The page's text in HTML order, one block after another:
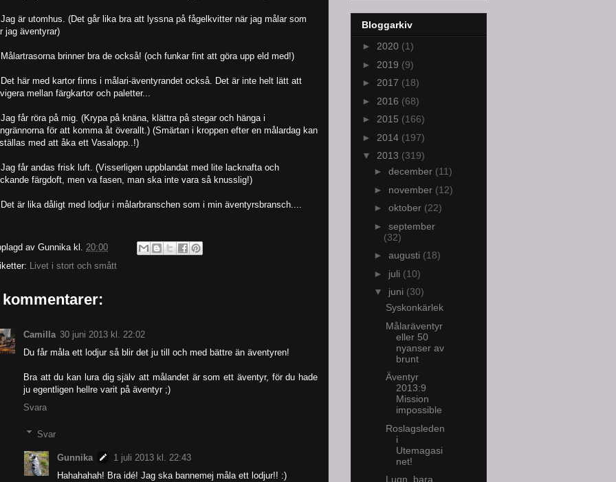
är utomhus. (Det går lika bra att lyssna på fågelkvitter när jag målar som
jag äventyrar)
brinner bra de också! (och funkar fint att göra upp eld med!)
här med kartor finns i målari-äventyrandet också. Det är inte helt lätt att
mellan färgkartor och paletter...
får röra på mig. (Krypa på knäna, klättra på stegar och hänga i
för att komma åt överallt.) (Smärtan i kroppen efter en målardag kan
med att åka ett Vasalopp..!)
får andas frisk luft. (Visserligen uppblandat med lite lacknafta och
färgdoft, men va fasen, man ska inte vara så knusslig!)
är lika dåligt med lodjur i målarbranschen som i min äventyrsbransch....
av Gunnika kl. 20:00
Livet i stort och smått
kommentarer:
Camilla 30 juni 2013 kl. 22:02
Du får måla ett lodjur så blir det ju till och med bättre än äventyren!
Bra att du kan lura dig själv att målandet är som ett äventyr, för du hade
ju egentligen hellre varit på äventyr ;)
Svara
Svar
Gunnika
1 juli 2013 kl. 22:43
Hahahahah! Bra idé! Jag ska bannemej måla ett lodjur!! :)
Bloggarkiv
► 2020 (1)
► 2019 (9)
► 2017 (18)
► 2016 (68)
► 2015 (166)
► 2014 (197)
▼ 2013 (319)
► december (11)
► november (12)
► oktober (22)
► september
(32)
► augusti (18)
► juli (10)
▼ juni (30)
Syskonkärlek
Målaräventyr
eller 50
nyanser av
brunt
Äventyr
2013:9
Mission
impossible
Roslagsleden
i
Utemagasi
net!
Lugn, bara